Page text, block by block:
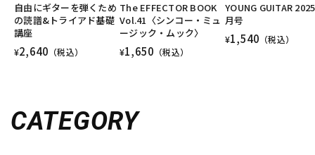
自由にギターを弾くため
の読譜&トライアド基礎
講座
¥2,640 （税込）
The EFFECTOR BOOK
Vol.41〈シンコー・ミュ
ージック・ムック〉
¥1,650 （税込）
YOUNG GUITAR
月号
¥1,540 （税込）
CATEGORY